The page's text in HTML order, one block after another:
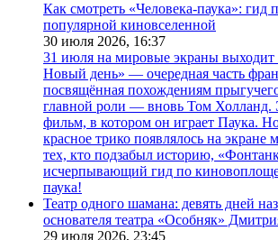
Как смотреть «Человека-паука»: гид
популярной киновселенной
30 июля 2026, 16:37
31 июля на мировые экраны выходит
Новый день» — очередная часть
посвящённая похождениям
главной роли — вновь Том Холланд.
фильм, в котором он играет Паука.
красное трико появлялось на экране
тех, кто подзабыл историю,
исчерпывающий гид по
паука!
Театр одного шамана: девять дней
основателя театра «Особняк»
29 июля 2026, 23:45